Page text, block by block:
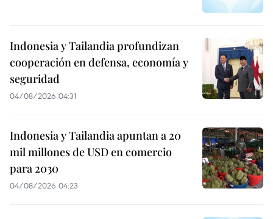
Indonesia y Tailandia profundizan
cooperación en defensa, economía y
seguridad
04/08/2026 04:31
Indonesia y Tailandia apuntan a 20
mil millones de USD en comercio
para 2030
04/08/2026 04:23